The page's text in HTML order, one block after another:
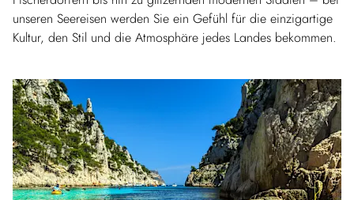
unseren Seereisen werden Sie ein Gefühl für die einzigartige
Kultur, den Stil und die Atmosphäre jedes Landes bekommen.